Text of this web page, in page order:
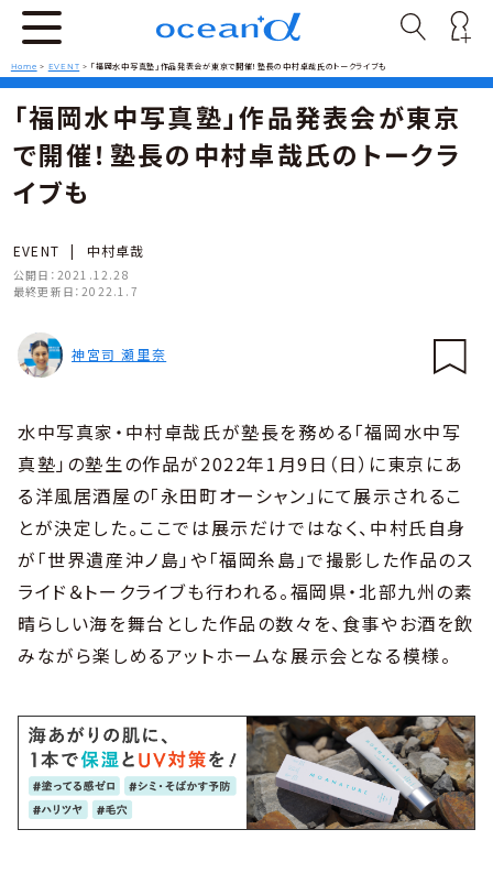
Home > EVENT > 「福岡水中写真塾」作品発表会が東京で開催！塾長の中村卓哉氏のトークライブも
「福岡水中写真塾」作品発表会が東京
で開催！塾長の中村卓哉氏のトークラ
イブも
EVENT | 中村卓哉
公開日： 2021.12.28
最終更新日： 2022.1.7
神宮司 瀬里奈
水中写真家・中村卓哉氏が塾長を務める「福岡水中写
真塾」の塾生の作品が2022年1月9日（日）に東京にあ
る洋風居酒屋の「永田町オーシャン」にて展示されるこ
とが決定した。ここでは展示だけではなく、中村氏自身
が「世界遺産沖ノ島」や「福岡糸島」で撮影した作品のス
ライド＆トークライブも行われる。福岡県・北部九州の素
晴らしい海を舞台とした作品の数々を、食事やお酒を飲
みながら楽しめるアットホームな展示会となる模様。